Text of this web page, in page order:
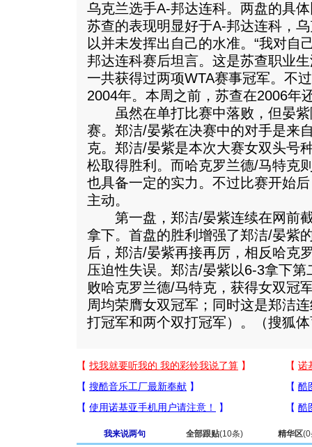
乌克兰选手A-邦达连科。两盘的具
苏查的表现明显好于A-邦达连科，
以并未发挥出自己的水准。“我对自
邦达连科赛后坦言。这是苏查职业
一共获得过两项WTA赛事冠军。不
2004年。本周之前，苏查在2006年
虽然在单打比赛中落败，但晏紫
赛。郑洁/晏紫在决赛中的对手是来
克。郑洁/晏紫是本次大赛女双头号
松取得胜利。而哈克罗兰德/马特克
也具备一定的实力。不过比赛开始
主动。
第一盘，郑洁/晏紫连续在网前截
拿下。首盘的胜利增强了郑洁/晏紫
后，郑洁/晏紫再接再厉，相反哈克
压迫性失误。郑洁/晏紫以6-3拿下
败哈克罗兰德/马特克，获得女双冠
周均荣膺女双冠军；同时这是郑洁
打冠军和两个双打冠军）。（搜狐
我来说两句 全部跟贴(10条) 精华区(0